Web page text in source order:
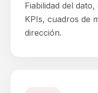
Fiabilidad del
KPIs, cuadros de
dirección.